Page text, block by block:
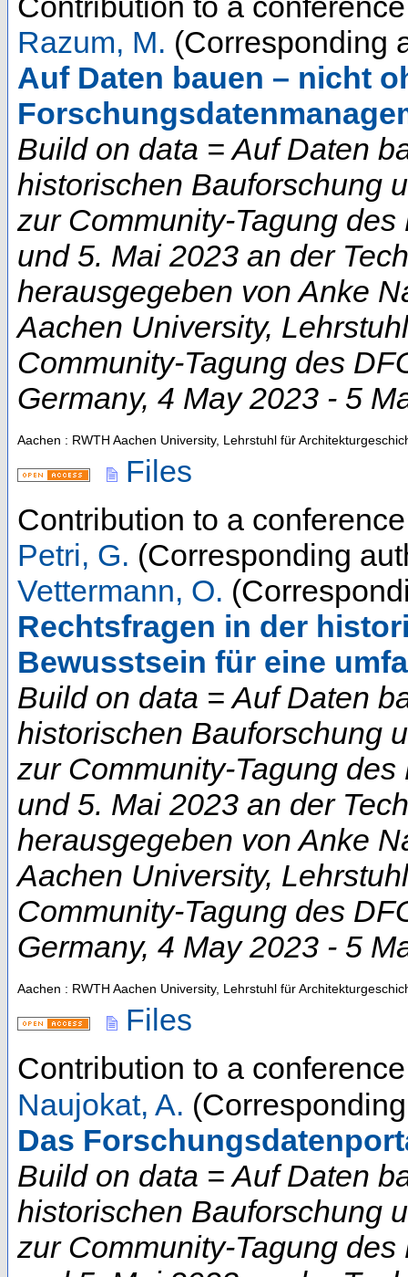
Razum, M. (Corresponding
Auf Daten bauen – nicht
Build on data = Auf Daten
historischen Bauforschung
zur Community-Tagung
und 5. Mai 2023 an der
herausgegeben von Anke
Aachen University,
Community-Tagung des
Germany, 4 May 2023 - 5
Aachen : RWTH Aachen University, Lehrstuhl für
Files
Contribution to a
Petri, G. (Corresponding
Vettermann, O.
Rechtsfragen in der
Bewusstsein für eine
Build on data = Auf Daten
historischen Bauforschung
zur Community-Tagung
und 5. Mai 2023 an der
herausgegeben von Anke
Aachen University,
Community-Tagung des
Germany, 4 May 2023 - 5
Aachen : RWTH Aachen University, Lehrstuhl für
Files
Contribution to a
Naujokat, A.
Das
Build on data = Auf Daten
historischen Bauforschung
zur Community-Tagung